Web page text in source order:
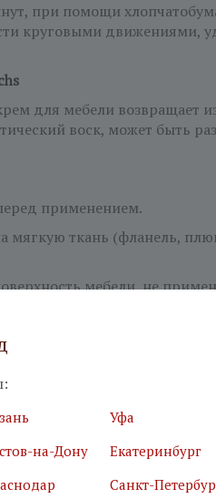
при помощи
круговыми движениями,
для мебели
воск, может быть
применением.
мягкую ткань (фланель,
мебели, не
и сохранения
сухую поверхность
изделия сухой тканью
Уфа
на-Дону
Екатеринбург
Санкт-